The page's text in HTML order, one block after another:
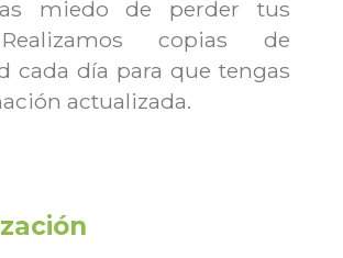
miedo de perder tus
copias de
cada día para que tengas
actualizada.